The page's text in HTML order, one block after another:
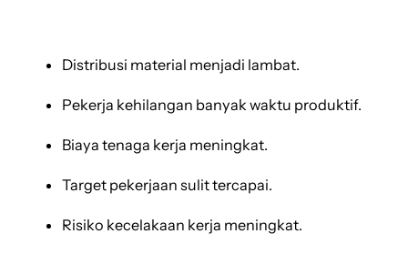
Distribusi material menjadi lambat.
Pekerja kehilangan banyak waktu produktif.
Biaya tenaga kerja meningkat.
Target pekerjaan sulit tercapai.
Risiko kecelakaan kerja meningkat.